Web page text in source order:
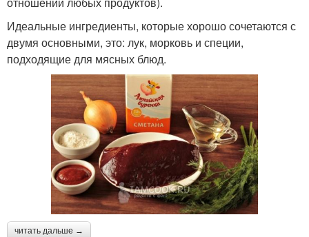
Идеальные ингредиенты, которые хорошо сочетаются с
двумя основными, это: лук, морковь и специи,
подходящие для мясных блюд.
читать дальше →